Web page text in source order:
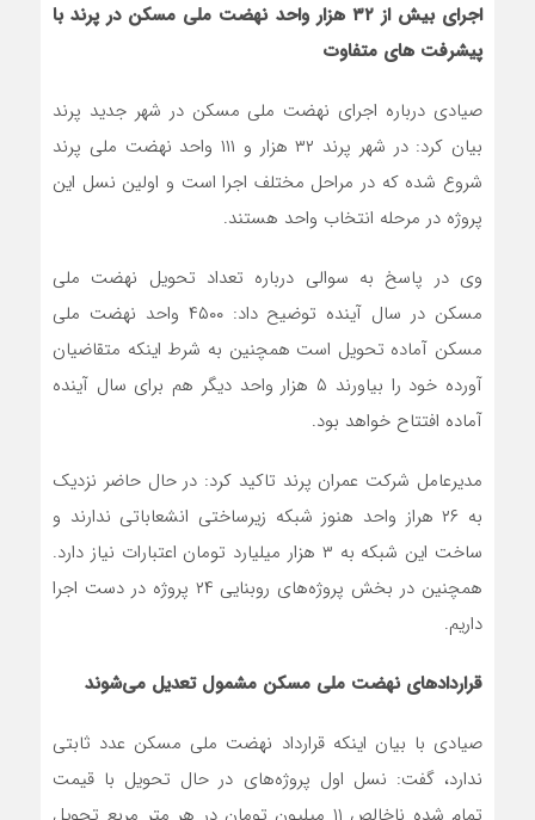
اجرای بیش از ۳۲ هزار واحد نهضت ملی مسکن در پرند با
پیشرفت های متفاوت
صیادی درباره اجرای نهضت ملی مسکن در شهر جدید پرند
بیان کرد: در شهر پرند ٣٢ هزار و ١١١ واحد نهضت ملی پرند
شروع شده که در مراحل مختلف اجرا است و اولین نسل این
پروژه در مرحله انتخاب واحد هستند.
وی در پاسخ به سوالی درباره تعداد تحویل نهضت ملی
مسکن در سال آینده توضیح داد: ۴۵٠٠ واحد نهضت ملی
مسکن آماده تحویل است همچنین به شرط اینکه متقاضیان
آورده خود را بیاورند ۵ هزار واحد دیگر هم برای سال آینده
آماده افتتاح خواهد بود.
مدیرعامل شرکت عمران پرند تاکید کرد: در حال حاضر نزدیک
به ٢۶ هراز واحد هنوز شبکه زیرساختی انشعاباتی ندارند و
ساخت این شبکه به ٣ هزار میلیارد تومان اعتبارات نیاز دارد.
همچنین در بخش پروژه‌های روبنایی ٢۴ پروژه در دست اجرا
داریم.
قراردادهای نهضت ملی مسکن مشمول تعدیل می‌شوند
صیادی با بیان اینکه قرارداد نهضت ملی مسکن عدد ثابتی
ندارد، گفت: نسل اول پروژه‌های در حال تحویل با قیمت